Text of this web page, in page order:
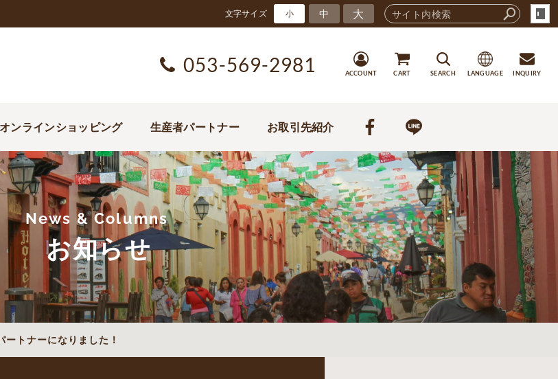
文字サイズ 小 中 大
053-569-2981 ACCOUNT CART SEARCH LANGUAGE INQUIRY
オンラインショッピング 生産者パートナー お取引先紹介
News & Columns
お知らせ
トナーになりました！